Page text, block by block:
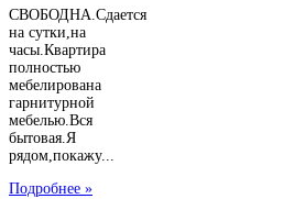
СВОБОДНА.Сдается
на сутки,на
часы.Квартира
полностью
мебелирована
гарнитурной
мебелью.Вся
бытовая.Я
рядом,покажу...
Подробнее »